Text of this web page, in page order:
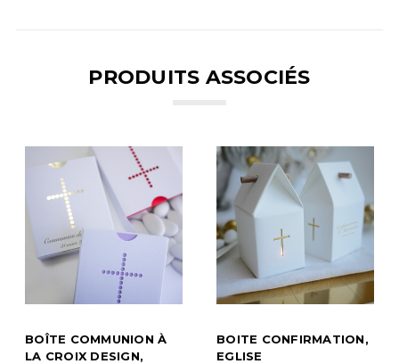
PRODUITS ASSOCIÉS
CONFIRMATION,
BOITE À DRAGÉES
COMMUNION À LA